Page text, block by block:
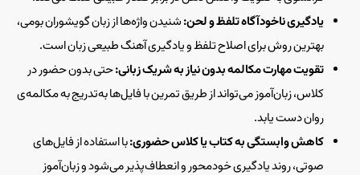
یادگیری ناخودآگاه تلفظ و لحن:شنیدن واژه‌ها از زبان گویشوران بومی،
بهترین روش برای اصلاح تلفظ و یادگیری آهنگ طبیعی زبان است.
تقویت مهارت مکالمه بدون نیاز به شریک زبانی:حتی بدون حضور در
کلاس، زبان‌آموز می‌تواند از طریق تمرین با فایل‌ها به‌تدریج به مکالمه‌ی
روان دست یابد.
کاهش وابستگی به کتاب یا کلاس حضوری:با استفاده از فایل‌های
صوتی، روند یادگیری خودمحور و انعطاف‌پذیر می‌شود و زبان‌آموز